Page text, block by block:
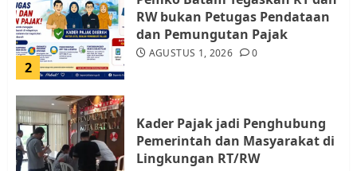
2
RW bukan Petugas Pendataan
dan Pemungutan Pajak
AGUSTUS 1, 2026 0
Kader Pajak jadi Penghubung
Pemerintah dan Masyarakat di
Lingkungan RT/RW